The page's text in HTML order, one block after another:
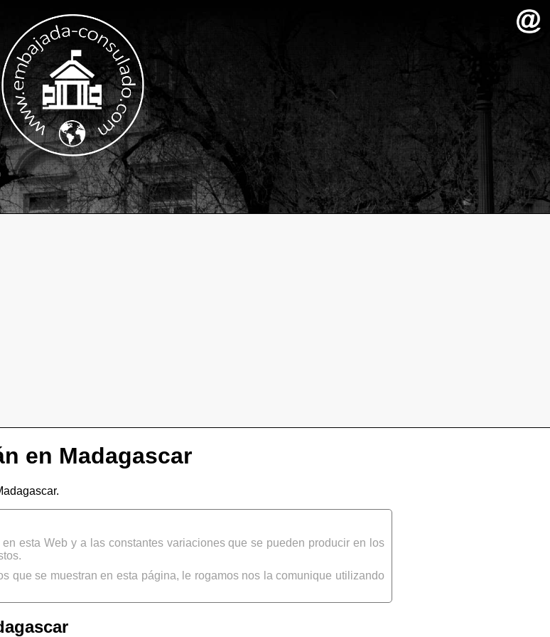
en Madagascar
esta Web y a las constantes variaciones que se pueden producir en los
que se muestran en esta página, le rogamos nos la comunique utilizando